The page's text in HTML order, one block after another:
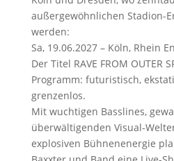
außergewöhnlichen Stadion-
werden:
Sa, 19.06.2027 – Köln, Rhein
Der Titel RAVE FROM OUTER
Programm: futuristisch,
grenzenlos.
Mit wuchtigen Basslines,
überwältigenden Visual-
explosiven Bühnenenergie